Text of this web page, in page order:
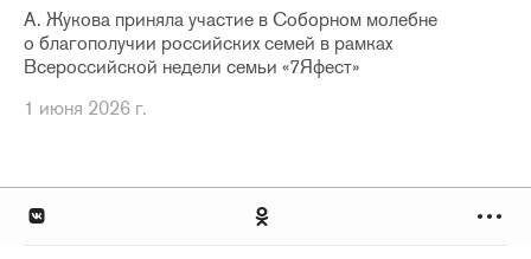
А. Жукова приняла участие в Соборном молебне
о благополучии российских семей в рамках
Всероссийской недели семьи «7Яфест»
1 июня 2026 г.